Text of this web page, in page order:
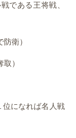
である王将戦、
衛）
）
位になれば名人戦